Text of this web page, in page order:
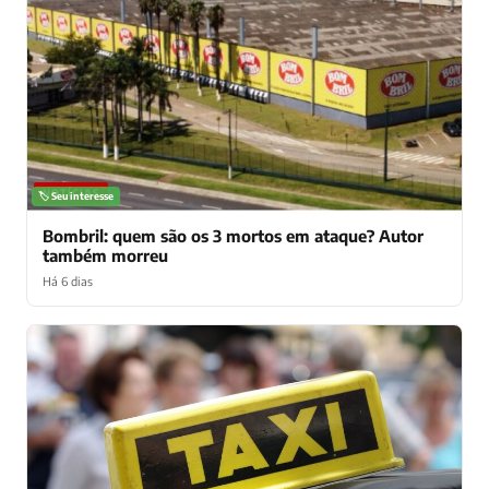
NOTÍCIAS
🏷️ Seu interesse
Bombril: quem são os 3 mortos em ataque? Autor
também morreu
Há 6 dias